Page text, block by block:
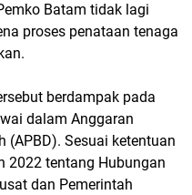
Batam tidak lagi
proses penataan tenaga
berdampak pada
dalam Anggaran
(APBD). Sesuai ketentuan
2022 tentang Hubungan
dan Pemerintah